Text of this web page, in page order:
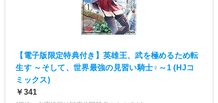
【電子版限定特典付き】英雄王、武を極めるため転
生す ～そして、世界最強の見習い騎士♀～1 (HJコ
ミックス)
￥341